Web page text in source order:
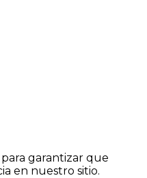
garantizar que
en nuestro sitio.